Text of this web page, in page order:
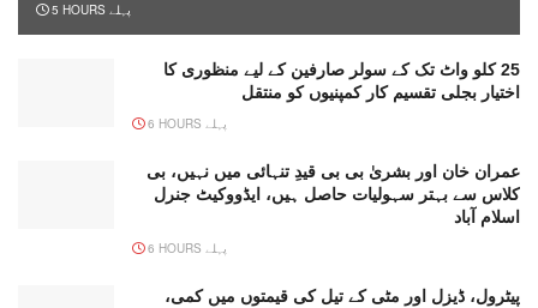
5 HOURS پہلے
25 کلو واٹ تک کے سولر صارفین کے لیے منظوری کا
اختیار بجلی تقسیم کار کمپنیوں کو منتقل
6 HOURS پہلے
عمران خان اور بشریٰ بی بی قیدِ تنہائی میں نہیں، بی
کلاس سے بہتر سہولیات حاصل ہیں، ایڈووکیٹ جنرل
اسلام آباد
6 HOURS پہلے
پیٹرول، ڈیزل اور مٹی کے تیل کی قیمتوں میں کمی،